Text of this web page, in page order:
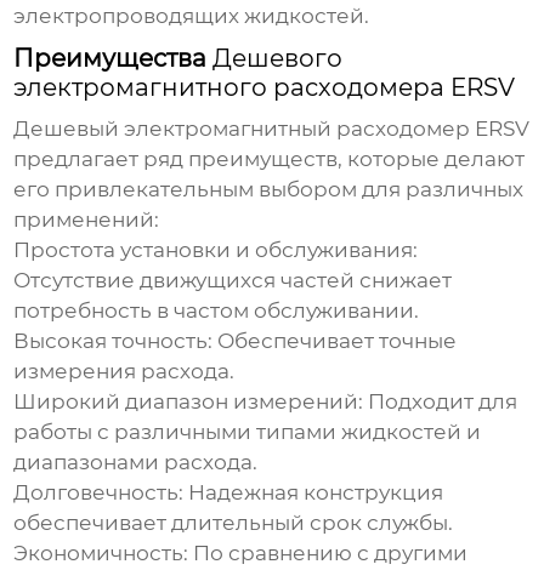
электропроводящих жидкостей.
ПреимуществаДешевого
электромагнитного расходомера ERSV
Дешевый электромагнитный расходомер ERSV
предлагает ряд преимуществ, которые делают
его привлекательным выбором для различных
применений:
Простота установки и обслуживания:
Отсутствие движущихся частей снижает
потребность в частом обслуживании.
Высокая точность: Обеспечивает точные
измерения расхода.
Широкий диапазон измерений: Подходит для
работы с различными типами жидкостей и
диапазонами расхода.
Долговечность: Надежная конструкция
обеспечивает длительный срок службы.
Экономичность: По сравнению с другими